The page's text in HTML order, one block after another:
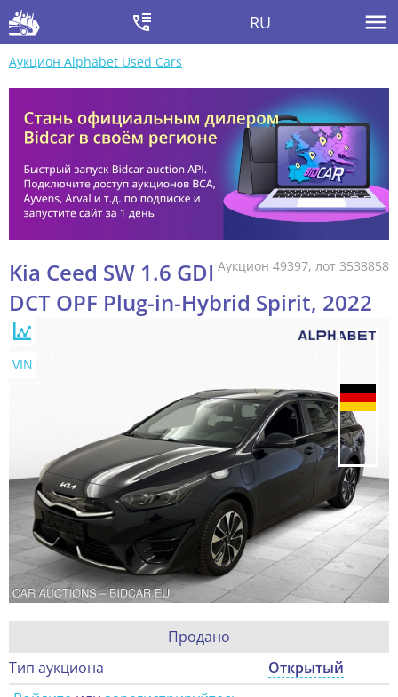
RU
Аукцион Alphabet Used Cars
Аукцион 49397, лот 3538858
Kia Ceed SW 1.6 GDI
DCT OPF Plug-in-Hybrid Spirit, 2022
VIN
Продано
Тип аукциона
Открытый